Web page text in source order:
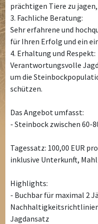
prächtigen Tiere zu
3. Fachliche Beratung:
Sehr erfahrene und
für Ihren Erfolg und ein
4. Erhaltung und Respekt:
Verantwortungsvolle
um die
schützen.
Das Angebot umfasst:
- Steinbock zwischen 60-
Tagessatz: 100,00 EUR
inklusive Unterkunft,
Highlights:
- Buchbar für maximal 2
Jagdansatz